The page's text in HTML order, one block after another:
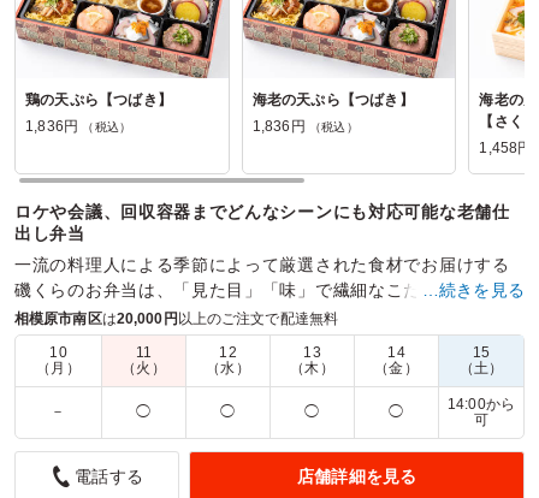
鶏の天ぷら【つばき】
1,836円
（税込）
海老の天ぷら【つばき】
1,836円
（税込）
海老の
【さく
1,458円
ロケや会議、回収容器までどんなシーンにも対応可能な老舗仕
出し弁当
一流の料理人による季節によって厳選された食材でお届けする
磯くらのお弁当は、「見た目」「味」で繊細なこだわりを様々
なシーンでお楽しみいただけます。
商品数： 締切日時： 1日前12:00 価格帯：
1,080円～1,836円
配達時間：
10:00～18:00
華やかで美味しいお弁当でした
5.0
…続きを見る
相模原市南区は20,000円以上のご注文で配達無料
10
（月）
11
（火）
12
（水）
13
（木）
14
（金）
15
（土）
－ ◯ ◯ ◯ ◯
14:00から
可
電話する 店舗詳細を見る